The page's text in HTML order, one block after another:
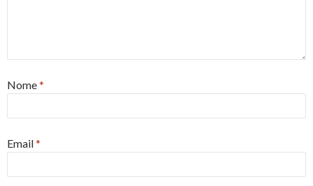
Nome*
Email*